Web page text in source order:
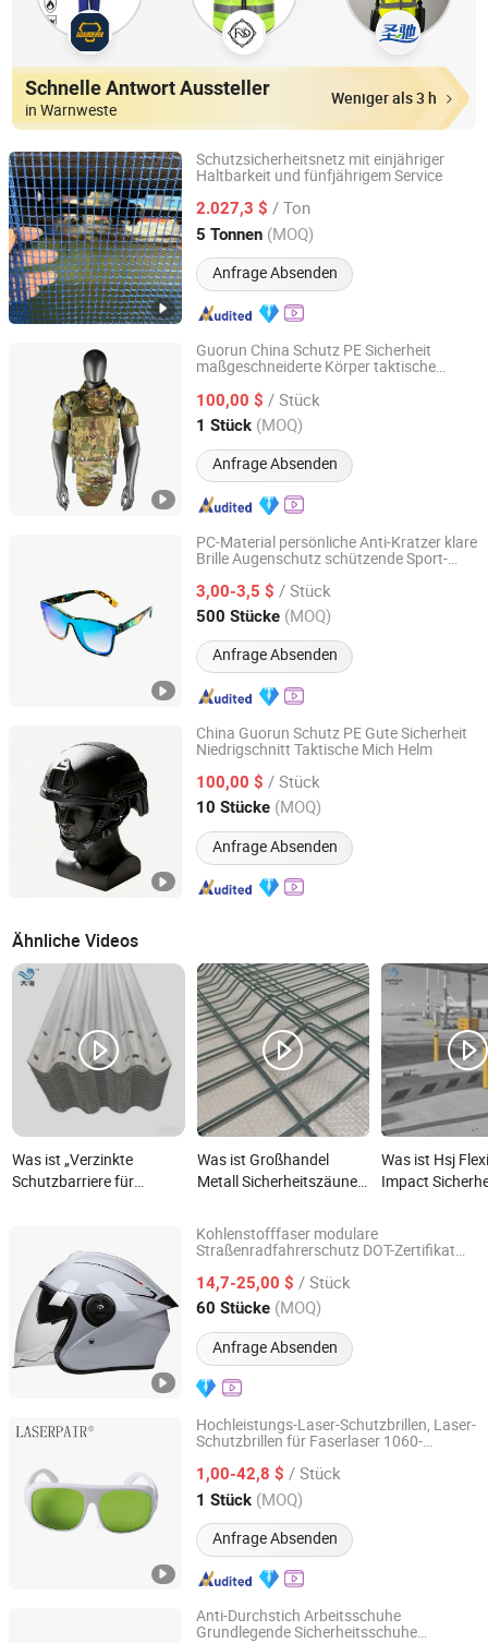
Schnelle Antwort Aussteller
in Warnweste
Weniger als 3 h
Schutzsicherheitsnetz mit einjähriger
Haltbarkeit und fünfjährigem Service
2.027,3 $ / Ton
5 Tonnen (MOQ)
Anfrage Absenden
Shandong Hualin Network Industry Co., Ltd
Shandong, China Seit 2025
Guorun China Schutz PE Sicherheit
maßgeschneiderte Körper taktische
100,00 $ / Stück
1 Stück (MOQ)
Anfrage Absenden
Jingjiang Guorun Police Equipment Manufacturing Co.,
Jiangsu, China
PC-Material persönliche Anti-Kratzer klare
Brille Augenschutz schützende Sport-
3,00-3,5 $ / Stück
500 Stücke (MOQ)
Anfrage Absenden
Wenzhou Yogi International Trade Co., Ltd.
Zhejiang, China Seit 2024
China Guorun Schutz PE Gute Sicherheit
Niedrigschnitt Taktische Mich Helm
100,00 $ / Stück
10 Stücke (MOQ)
Anfrage Absenden
Jingjiang Guorun Police Equipment Manufacturing Co.,
Jiangsu, China Seit 2014
Ähnliche Videos
Was ist „Verzinkte
Schutzbarriere für
Sicherheitsstandards“
Was ist Großhandel
Metall Sicherheitszäune /
Bau pulverbeschichteter
Doppelstrang 2D Doppel-
geschweißte
Maschenzaunpaneele
Was ist Hsj
Impact
Kohlenstofffaser modulare
Straßenradfahrerschutz DOT-Zertifikat
14,7-25,00 $ / Stück
60 Stücke (MOQ)
Anfrage Absenden
Yueqing Jifeng Motorcycle Helmet Co., Ltd.
Zhejiang, China Seit 2025
Hochleistungs-Laser-Schutzbrillen, Laser-
Schutzbrillen für Faserlaser 1060-
Diodenlaser-Haarentfernungsgerät
1,00-42,8 $ / Stück
1 Stück (MOQ)
Anfrage Absenden
Guangdong, China Seit 2017
Anti-Durchstich Arbeitsschuhe
Grundlegende Sicherheitsschuhe